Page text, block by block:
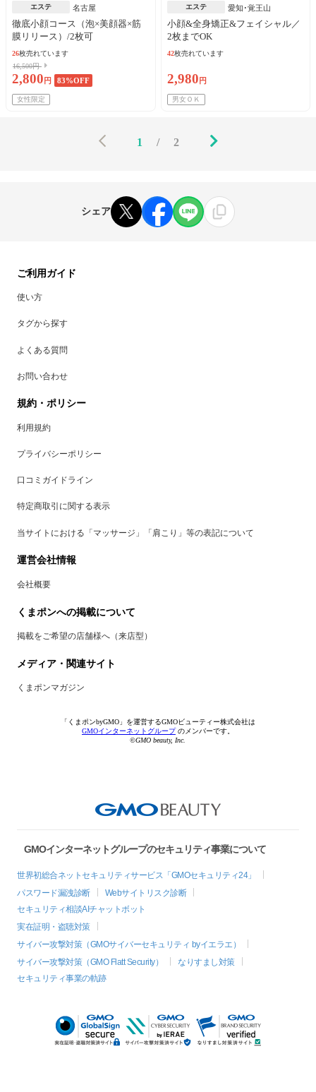
エステ 名古屋
徹底小顔コース（泡×美顔器×筋
膜リリース）/2枚可
26枚売れています
16,500円
2,800 円 83%OFF
女性限定
エステ 愛知･覚王山
小顔&全身矯正&フェイシャル／
2枚までOK
42枚売れています
2,980 円
男女ＯＫ
1 / 2
シェア
ご利用ガイド
使い方
タグから探す
よくある質問
お問い合わせ
規約・ポリシー
利用規約
プライバシーポリシー
口コミガイドライン
特定商取引に関する表示
当サイトにおける「マッサージ」「肩こり」等の表記について
運営会社情報
会社概要
くまポンへの掲載について
掲載をご希望の店舗様へ（来店型）
メディア・関連サイト
くまポンマガジン
「くまポンbyGMO」を運営するGMOビューティー株式会社は
GMOインターネットグループのメンバーです。
©GMO beauty, Inc.
GMOインターネットグループのセキュリティ事業について
世界初総合ネットセキュリティサービス「GMOセキュリティ24」
パスワード漏洩診断
Webサイトリスク診断
セキュリティ相談AIチャットボット
実在証明・盗聴対策
サイバー攻撃対策（GMOサイバーセキュリティ byイエラエ）
サイバー攻撃対策（GMO Flatt Security）
なりすまし対策
セキュリティ事業の軌跡